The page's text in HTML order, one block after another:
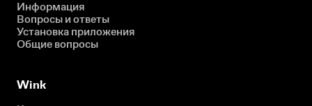
Информация
Вопросы и ответы
Установка приложения
Общие вопросы
Wink